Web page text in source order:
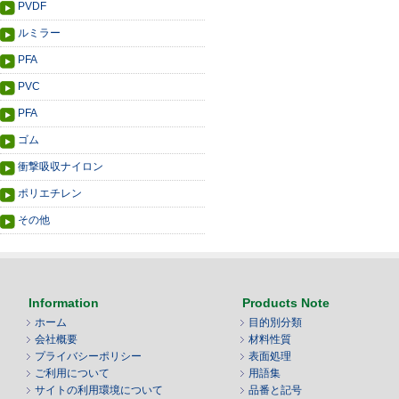
PVDF
ルミラー
PFA
PVC
PFA
ゴム
衝撃吸収ナイロン
ポリエチレン
その他
Information
ホーム
会社概要
プライバシーポリシー
ご利用について
サイトの利用環境について
Products Note
目的別分類
材料性質
表面処理
用語集
品番と記号